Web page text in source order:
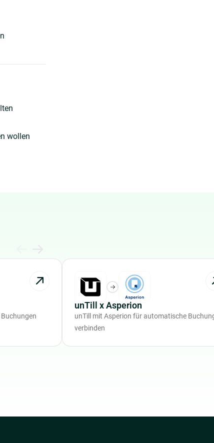
wollen
unTill x Asperion
unTill mit Asperion für automatische
verbinden